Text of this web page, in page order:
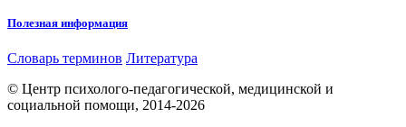
Полезная информация
Словарь терминов Литература
© Центр психолого-педагогической, медицинской и
социальной помощи, 2014-2026